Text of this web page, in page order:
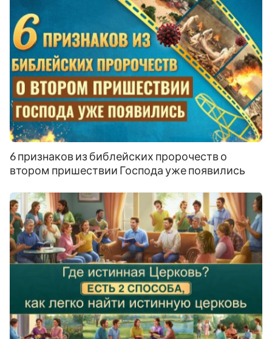
6 признаков из библейских пророчеств о
втором пришествии Господа уже появились